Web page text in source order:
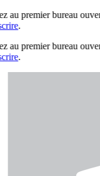
au premier bureau
.
au premier bureau
.